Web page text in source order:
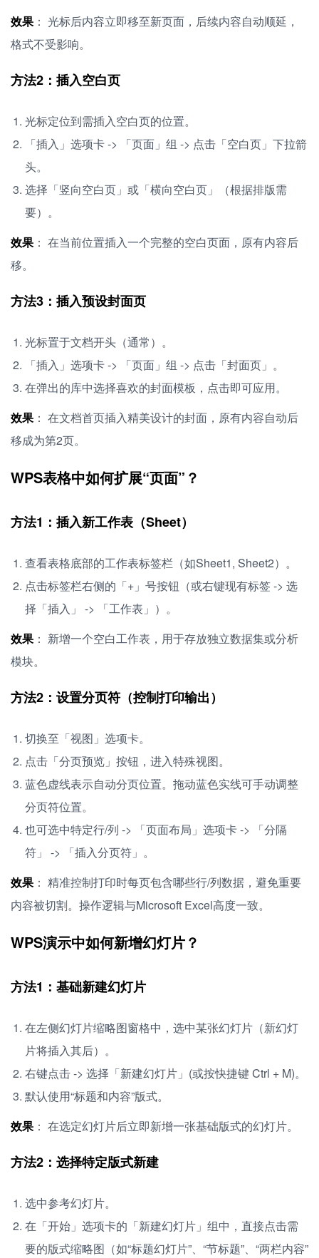
效果： 光标后内容立即移至新页面，后续内容自动顺延，
格式不受影响。
方法2：插入空白页
光标定位到需插入空白页的位置。
「插入」选项卡 -> 「页面」组 -> 点击「空白页」下拉箭
头。
选择「竖向空白页」或「横向空白页」（根据排版需
要）。
效果： 在当前位置插入一个完整的空白页面，原有内容后
移。
方法3：插入预设封面页
光标置于文档开头（通常）。
「插入」选项卡 -> 「页面」组 -> 点击「封面页」。
在弹出的库中选择喜欢的封面模板，点击即可应用。
效果： 在文档首页插入精美设计的封面，原有内容自动后
移成为第2页。
WPS表格中如何扩展“页面”？
方法1：插入新工作表（Sheet）
查看表格底部的工作表标签栏（如Sheet1, Sheet2）。
点击标签栏右侧的「+」号按钮（或右键现有标签 -> 选
择「插入」 -> 「工作表」）。
效果： 新增一个空白工作表，用于存放独立数据集或分析
模块。
方法2：设置分页符（控制打印输出）
切换至「视图」选项卡。
点击「分页预览」按钮，进入特殊视图。
蓝色虚线表示自动分页位置。拖动蓝色实线可手动调整
分页符位置。
也可选中特定行/列 -> 「页面布局」选项卡 -> 「分隔
符」 -> 「插入分页符」。
效果： 精准控制打印时每页包含哪些行/列数据，避免重要
内容被切割。操作逻辑与Microsoft Excel高度一致。
WPS演示中如何新增幻灯片？
方法1：基础新建幻灯片
在左侧幻灯片缩略图窗格中，选中某张幻灯片（新幻灯
片将插入其后）。
右键点击 -> 选择「新建幻灯片」(或按快捷键 Ctrl + M)。
默认使用“标题和内容”版式。
效果： 在选定幻灯片后立即新增一张基础版式的幻灯片。
方法2：选择特定版式新建
选中参考幻灯片。
在「开始」选项卡的「新建幻灯片」组中，直接点击需
要的版式缩略图（如“标题幻灯片”、“节标题”、“两栏内容”